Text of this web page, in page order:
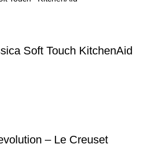
Soft Touch KitchenAid
– Le Creuset